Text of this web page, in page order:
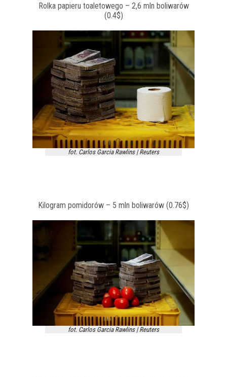
Rolka papieru toaletowego – 2,6 mln boliwarów
(0.4$)
fot. Carlos Garcia Rawlins | Reuters
Kilogram pomidorów – 5 mln boliwarów (0.76$)
fot. Carlos Garcia Rawlins | Reuters